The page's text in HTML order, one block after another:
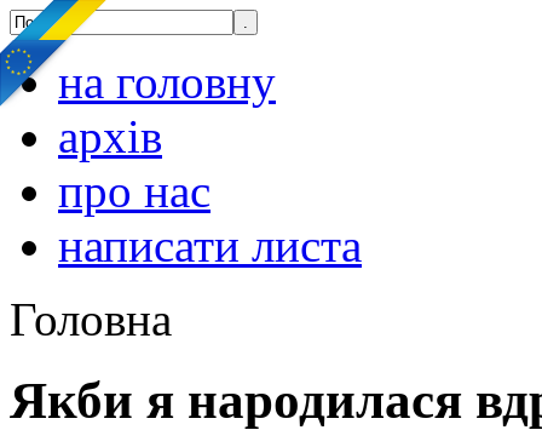
на головну
архів
про нас
написати листа
Головна
Якби я народилася